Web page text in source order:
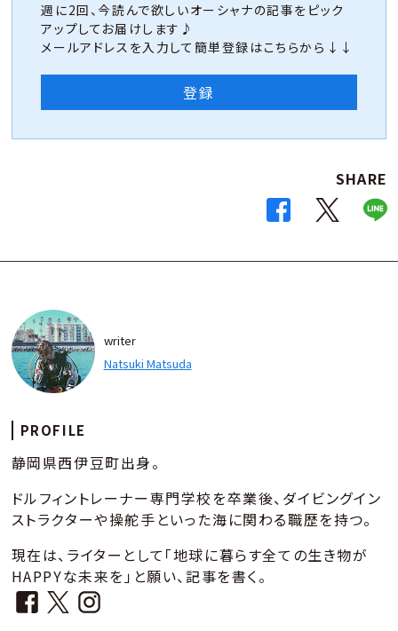
週に2回、今読んで欲しいオーシャナの記事をピック
アップしてお届けします♪
メールアドレスを入力して簡単登録はこちらから↓↓
登録
SHARE
writer
Natsuki Matsuda
PROFILE
静岡県西伊豆町出身。
ドルフィントレーナー専門学校を卒業後、ダイビングイン
ストラクターや操舵手といった海に関わる職歴を持つ。
現在は、ライターとして「地球に暮らす全ての生き物が
HAPPYな未来を」と願い、記事を書く。